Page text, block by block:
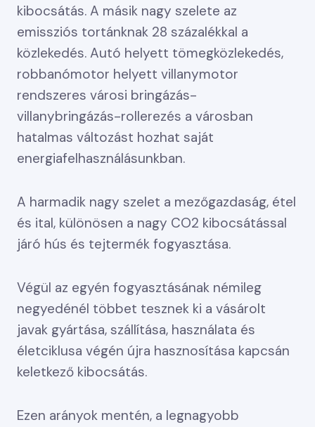
kibocsátás. A másik nagy szelete az
emissziós tortánknak 28 százalékkal a
közlekedés. Autó helyett tömegközlekedés,
robbanómotor helyett villanymotor
rendszeres városi bringázás-
villanybringázás-rollerezés a városban
hatalmas változást hozhat saját
energiafelhasználásunkban.
A harmadik nagy szelet a mezőgazdaság, étel
és ital, különösen a nagy CO2 kibocsátással
járó hús és tejtermék fogyasztása.
Végül az egyén fogyasztásának némileg
negyedénél többet tesznek ki a vásárolt
javak gyártása, szállítása, használata és
életciklusa végén újra hasznosítása kapcsán
keletkező kibocsátás.
Ezen arányok mentén, a legnagyobb